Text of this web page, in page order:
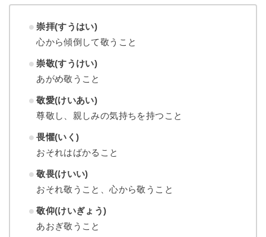
崇拝(すうはい)
心から傾倒して敬うこと
崇敬(すうけい)
あがめ敬うこと
敬愛(けいあい)
尊敬し、親しみの気持ちを持つこと
畏懼(いく)
おそれはばかること
敬畏(けいい)
おそれ敬うこと、心から敬うこと
敬仰(けいぎょう)
あおぎ敬うこと